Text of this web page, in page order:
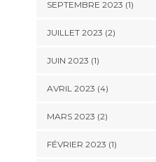
SEPTEMBRE 2023 (1)
JUILLET 2023 (2)
JUIN 2023 (1)
AVRIL 2023 (4)
MARS 2023 (2)
FÉVRIER 2023 (1)